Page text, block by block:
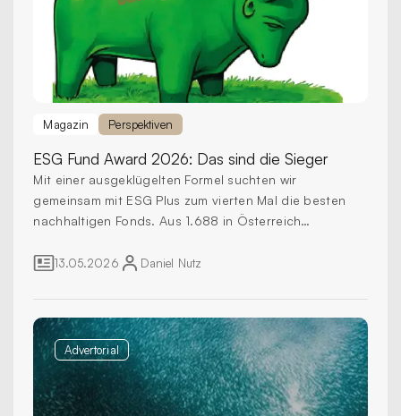
Magazin Perspektiven
ESG Fund Award 2026: Das sind die Sieger
Mit einer ausgeklügelten Formel suchten wir
gemeinsam mit ESG Plus zum vierten Mal die besten
nachhaltigen Fonds. Aus 1.688 in Österreich
von 1,6 Billionen Euro zeichnen wir 46 Fonds mit dem
13.05.2026 Daniel Nutz
Advertorial